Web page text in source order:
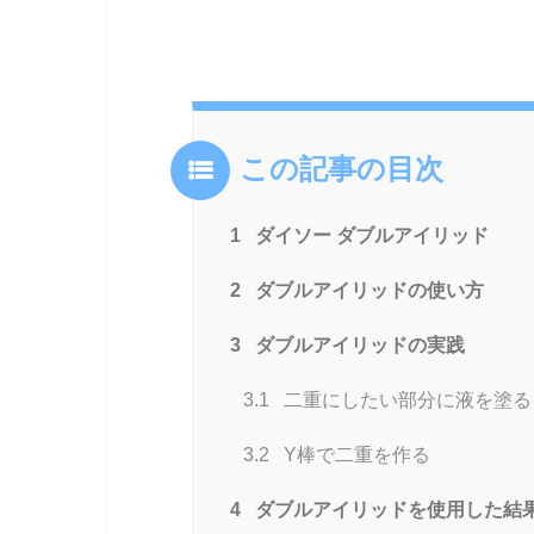
この記事の目次
1 ダイソー ダブルアイリッド
2 ダブルアイリッドの使い方
3 ダブルアイリッドの実践
3.1 二重にしたい部分に液を塗る
3.2 Y棒で二重を作る
4 ダブルアイリッドを使用した結